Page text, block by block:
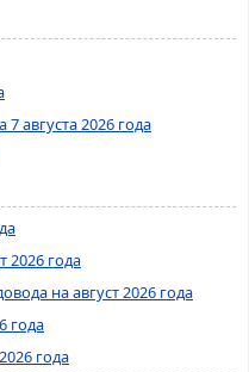
августа 2026 года
2026 года
на август 2026 года
года
года